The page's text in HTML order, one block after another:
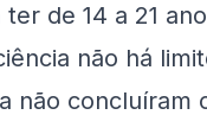
de 14 a 21
não há
não